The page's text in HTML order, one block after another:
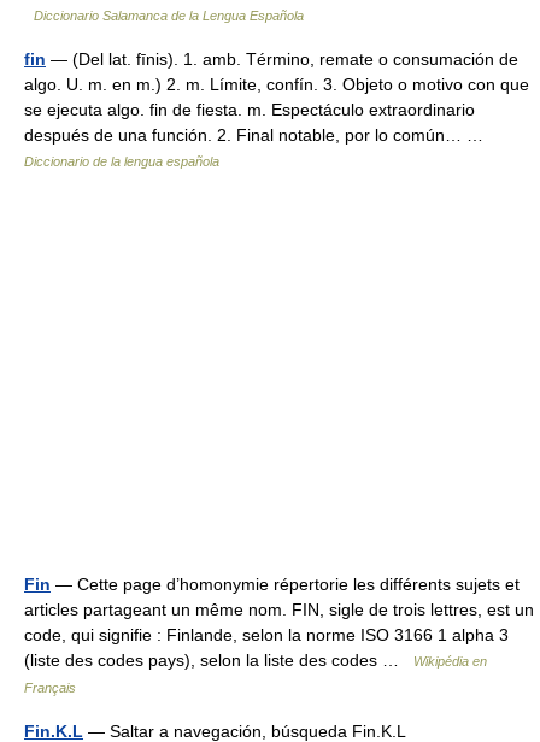
Diccionario Salamanca de la Lengua Española
fin — (Del lat. fīnis). 1. amb. Término, remate o consumación de
algo. U. m. en m.) 2. m. Límite, confín. 3. Objeto o motivo con que
se ejecuta algo. fin de fiesta. m. Espectáculo extraordinario
después de una función. 2. Final notable, por lo común… …
Diccionario de la lengua española
Fin — Cette page d’homonymie répertorie les différents sujets et
articles partageant un même nom. FIN, sigle de trois lettres, est un
code, qui signifie : Finlande, selon la norme ISO 3166 1 alpha 3
(liste des codes pays), selon la liste des codes …
Wikipédia en
Français
Fin.K.L — Saltar a navegación, búsqueda Fin.K.L